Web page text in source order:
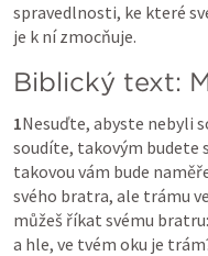
spravedlnosti, ke které
je k ní zmocňuje.
Biblický text:
1Nesuďte, abyste nebyli
soudíte, takovým budete
takovou vám bude
svého bratra, ale trámu
můžeš říkat svému bratru:
a hle, ve tvém oku je